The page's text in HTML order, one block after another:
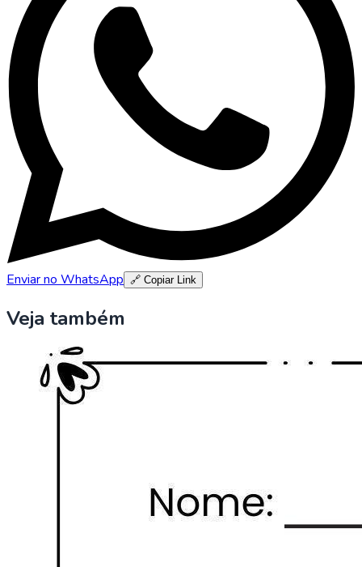
Enviar no WhatsApp 🔗 Copiar Link
Veja também